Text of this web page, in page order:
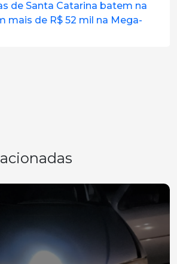
de Santa Catarina batem na
mais de R$ 52 mil na Mega-